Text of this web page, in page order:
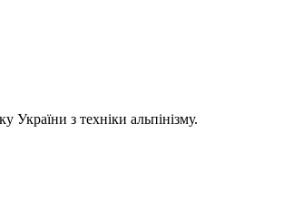
України з техніки альпінізму.